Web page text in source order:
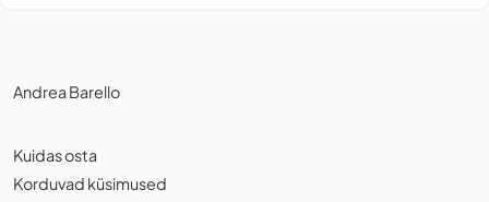
Andrea Barello
Kuidas osta
Korduvad küsimused